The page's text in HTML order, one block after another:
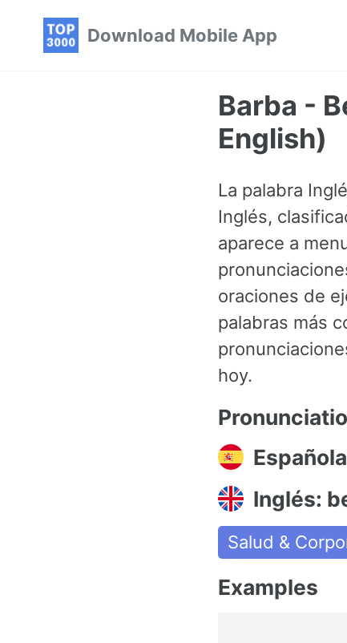
Download Mobile App
Barba -
English)
La palabra
Inglés,
aparece a
oraciones de
palabras más
hoy.
Inglés:
Salud &
Examples